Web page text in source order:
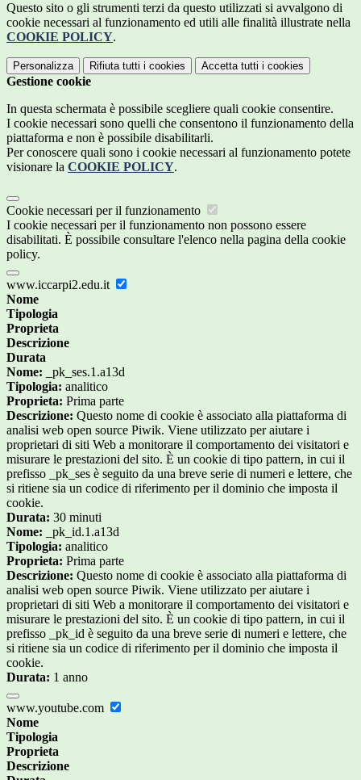
Questo sito o gli strumenti terzi da questo utilizzati si avvalgono di
cookie necessari al funzionamento ed utili alle finalità illustrate nella
COOKIE POLICY.
Personalizza Rifiuta tutti i cookies Accetta tutti i cookies
Gestione cookie
In questa schermata è possibile scegliere quali cookie consentire.
I cookie necessari sono quelli che consentono il funzionamento della
piattaforma e non è possibile disabilitarli.
Per conoscere quali sono i cookie necessari al funzionamento potete
visionare la COOKIE POLICY.
Cookie necessari per il funzionamento
I cookie necessari per il funzionamento non possono essere
disabilitati. È possibile consultare l'elenco nella pagina della cookie
policy.
www.iccarpi2.edu.it
Nome
Tipologia
Proprieta
Descrizione
Durata
Nome: _pk_ses.1.a13d
Tipologia: analitico
Proprieta: Prima parte
Descrizione: Questo nome di cookie è associato alla piattaforma di
analisi web open source Piwik. Viene utilizzato per aiutare i
proprietari di siti Web a monitorare il comportamento dei visitatori e
misurare le prestazioni del sito. È un cookie di tipo pattern, in cui il
prefisso _pk_ses è seguito da una breve serie di numeri e lettere, che
si ritiene sia un codice di riferimento per il dominio che imposta il
cookie.
Durata: 30 minuti
Nome: _pk_id.1.a13d
Tipologia: analitico
Proprieta: Prima parte
Descrizione: Questo nome di cookie è associato alla piattaforma di
analisi web open source Piwik. Viene utilizzato per aiutare i
proprietari di siti Web a monitorare il comportamento dei visitatori e
misurare le prestazioni del sito. È un cookie di tipo pattern, in cui il
prefisso _pk_id è seguito da una breve serie di numeri e lettere, che
si ritiene sia un codice di riferimento per il dominio che imposta il
cookie.
Durata: 1 anno
www.youtube.com
Nome
Tipologia
Proprieta
Descrizione